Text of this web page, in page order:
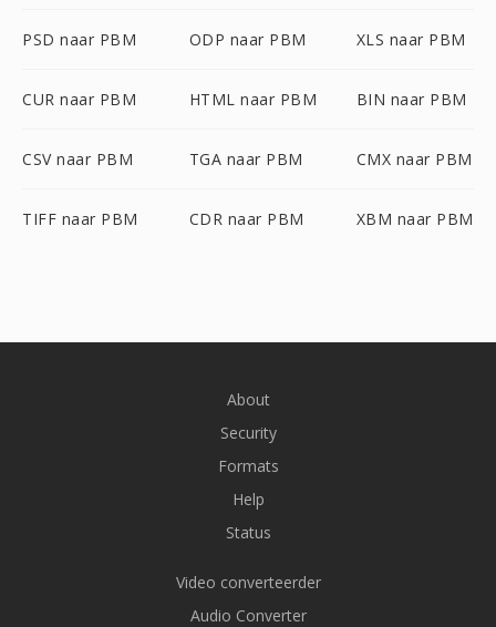
PSD naar PBM ODP naar PBM XLS naar PBM
CUR naar PBM HTML naar PBM BIN naar PBM
CSV naar PBM TGA naar PBM CMX naar PBM
TIFF naar PBM CDR naar PBM XBM naar PBM
About
Security
Formats
Help
Status
Video converteerder
Audio Converter